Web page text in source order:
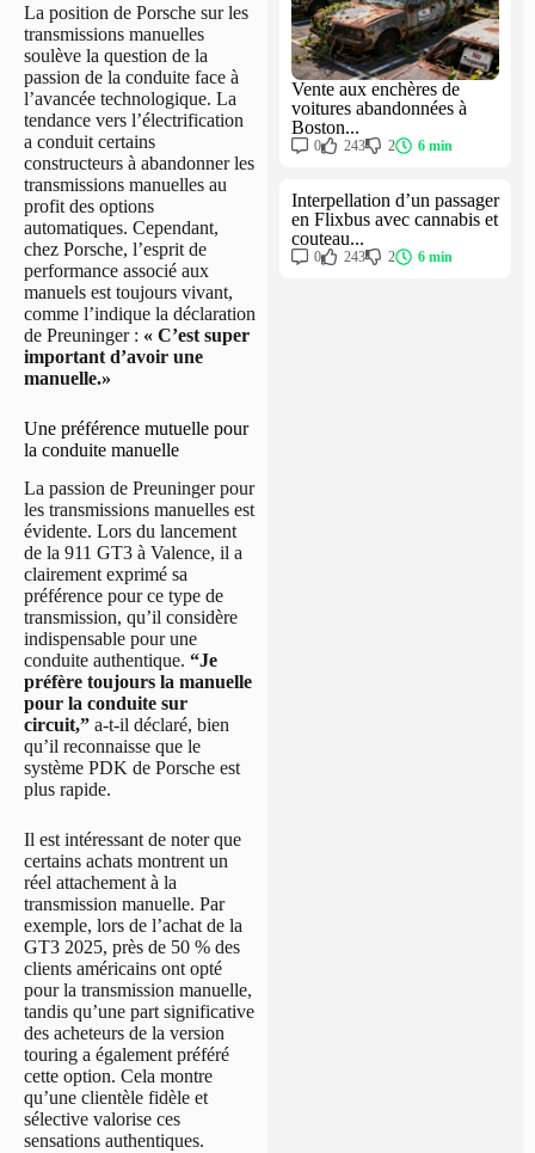
La position de Porsche sur les
transmissions manuelles
soulève la question de la
passion de la conduite face à
l’avancée technologique. La
tendance vers l’électrification
a conduit certains
constructeurs à abandonner les
transmissions manuelles au
profit des options
automatiques. Cependant,
chez Porsche, l’esprit de
performance associé aux
manuels est toujours vivant,
comme l’indique la déclaration
de Preuninger : « C’est super
important d’avoir une
manuelle.»
Une préférence mutuelle pour
la conduite manuelle
La passion de Preuninger pour
les transmissions manuelles est
évidente. Lors du lancement
de la 911 GT3 à Valence, il a
clairement exprimé sa
préférence pour ce type de
transmission, qu’il considère
indispensable pour une
conduite authentique. “Je
préfère toujours la manuelle
pour la conduite sur
circuit,” a-t-il déclaré, bien
qu’il reconnaisse que le
système PDK de Porsche est
plus rapide.
Il est intéressant de noter que
certains achats montrent un
réel attachement à la
transmission manuelle. Par
exemple, lors de l’achat de la
GT3 2025, près de 50 % des
clients américains ont opté
pour la transmission manuelle,
tandis qu’une part significative
des acheteurs de la version
touring a également préféré
cette option. Cela montre
qu’une clientèle fidèle et
sélective valorise ces
sensations authentiques.
Vente aux enchères de
voitures abandonnées à
Boston...
0 243 2 6 min
Interpellation d’un passager
en Flixbus avec cannabis et
couteau...
0 243 2 6 min